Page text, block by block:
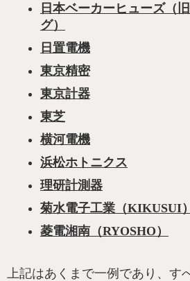
日本ベーカーヒューズ（
グ）
日置電機
東京精密
東京計器
東芝
横河電機
浜松ホトニクス
理研計測器
菊水電子工業（KIKUSUI）
菱電湘南（RYOSHO）
上記はあくまで一例であり、す